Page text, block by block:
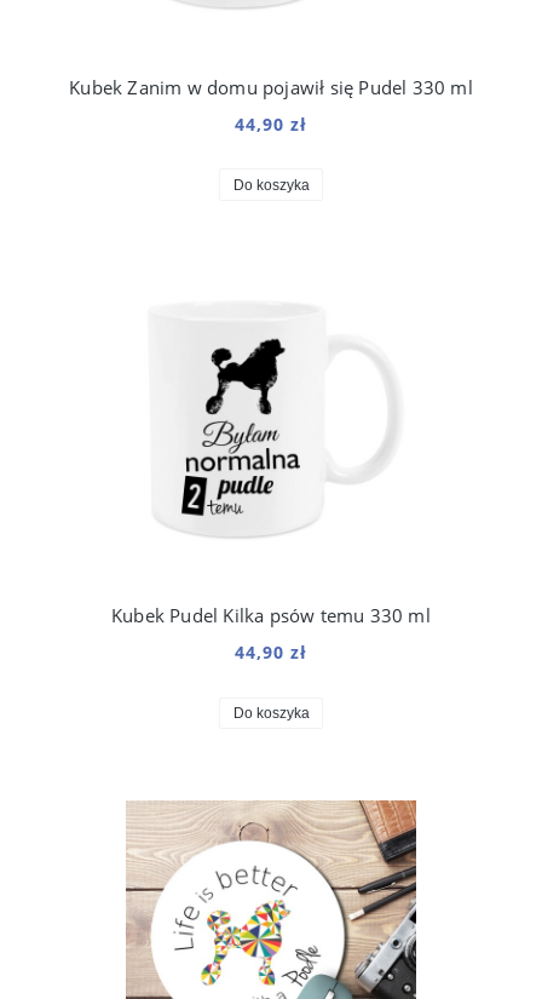
Kubek Zanim w domu pojawił się Pudel 330 ml
44,90 zł
Do koszyka
Kubek Pudel Kilka psów temu 330 ml
44,90 zł
Do koszyka